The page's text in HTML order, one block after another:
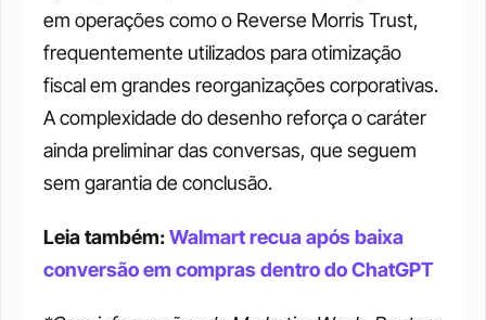
em operações como o Reverse Morris Trust,
frequentemente utilizados para otimização
fiscal em grandes reorganizações corporativas.
A complexidade do desenho reforça o caráter
ainda preliminar das conversas, que seguem
sem garantia de conclusão.
Leia também: Walmart recua após baixa
conversão em compras dentro do ChatGPT